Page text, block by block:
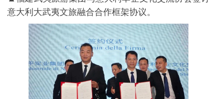
意大利大武夷文旅融合合作框架协议。